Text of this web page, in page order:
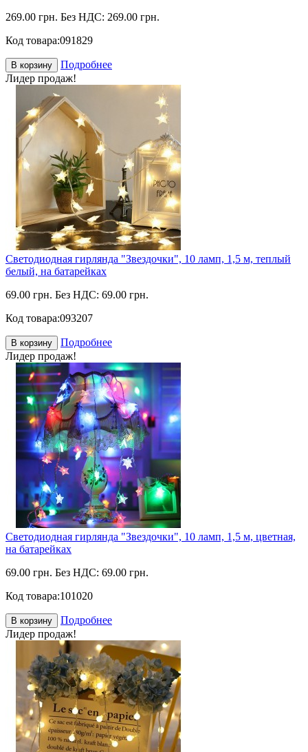
269.00 грн. Без НДС: 269.00 грн.
Код товара:091829
В корзину
Подробнее
Лидер продаж!
Светодиодная гирлянда "Звездочки", 10 ламп, 1,5 м, теплый
белый, на батарейках
69.00 грн. Без НДС: 69.00 грн.
Код товара:093207
В корзину
Подробнее
Лидер продаж!
Светодиодная гирлянда "Звездочки", 10 ламп, 1,5 м, цветная,
на батарейках
69.00 грн. Без НДС: 69.00 грн.
Код товара:101020
В корзину
Подробнее
Лидер продаж!